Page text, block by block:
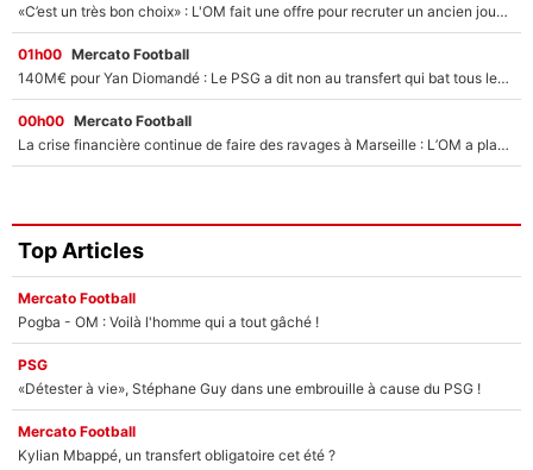
«C’est un très bon choix» : L'OM fait une offre pour recruter un ancien joueur du PSG... et c'est validé dans l'After Foot !
01h00 Mercato Football
140M€ pour Yan Diomandé : Le PSG a dit non au transfert qui bat tous les records sur le mercato
00h00 Mercato Football
La crise financière continue de faire des ravages à Marseille : L’OM a placé 12 joueurs sur le marché des transferts… et ça pourrait lui rapporter près de 100M€ !
Top Articles
Mercato Football
Pogba - OM : Voilà l'homme qui a tout gâché !
PSG
«Détester à vie», Stéphane Guy dans une embrouille à cause du PSG !
Mercato Football
Kylian Mbappé, un transfert obligatoire cet été ?